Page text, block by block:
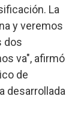
La
y veremos
dos
va", afirmó
de
desarrollada